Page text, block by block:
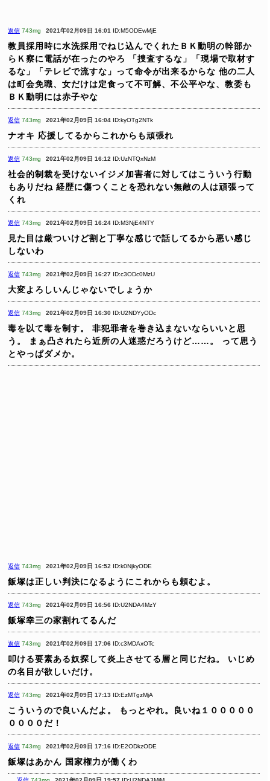
返信 743mg 2021年02月09日 16:01 ID:M5ODEwMjE
教員採用時に水洗採用でねじ込んでくれたＢＫ動明の幹部か
らＫ察に電話が在ったのやろ
「捜査するな」「現場で取材す
るな」「テレビで流すな」って命令が出来るからな 他の二人
は町会免職、女だけは定食って不可解、不公平やな、教委も
ＢＫ動明には赤子やな
返信 743mg 2021年02月09日 16:04 ID:kyOTg2NTk
ナオキ 応援してるからこれからも頑張れ
返信 743mg 2021年02月09日 16:12 ID:UzNTQxNzM
社会的制裁を受けないイジメ加害者に対してはこういう行動
もありだね 経歴に傷つくことを恐れない無敵の人は頑張って
くれ
返信 743mg 2021年02月09日 16:24 ID:M3NjE4NTY
見た目は厳ついけど割と丁寧な感じで話してるから悪い感じ
しないわ
返信 743mg 2021年02月09日 16:27 ID:c3ODc0MzU
大変よろしいんじゃないでしょうか
返信 743mg 2021年02月09日 16:30 ID:U2NDYyODc
毒を以て毒を制す。
非犯罪者を巻き込まないならいいと思
う。
まぁ凸されたら近所の人迷惑だろうけど……。
って思う
とやっぱダメか。
返信 743mg 2021年02月09日 16:52 ID:k0NjkyODE
飯塚は正しい判決になるようにこれからも頼むよ。
返信 743mg 2021年02月09日 16:56 ID:U2NDA4MzY
飯塚幸三の家割れてるんだ
返信 743mg 2021年02月09日 17:06 ID:c3MDAxOTc
叩ける要素ある奴探して炎上させてる層と同じだね。
いじめ
の名目が欲しいだけ。
返信 743mg 2021年02月09日 17:13 ID:EzMTgzMjA
こういうので良いんだよ。
もっとやれ。良いね１０００００
００００だ！
返信 743mg 2021年02月09日 17:16 ID:E2ODkzODE
飯塚はあかん 国家権力が働くわ